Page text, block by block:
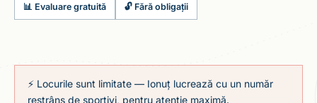
📊 Evaluare gratuită 🔓 Fără obligații
⚡ Locurile sunt limitate — Ionuț lucrează cu un număr
restrâns de sportivi, pentru atenție maximă.